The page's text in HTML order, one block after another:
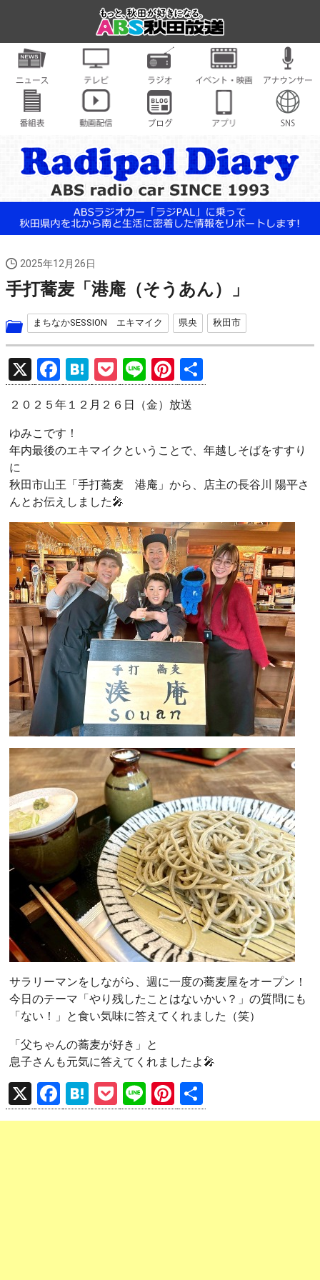
2025年12月26日
手打蕎麦「港庵（そうあん）」
まちなかSESSION エキマイク 県央 秋田市
X
F
a
ce
b
o
o
k
H
at
e
a
P
o
ck
Li
n
e
Pi
nt
er
t
有
２０２５年１２月２６日（金）放送
ゆみこです！
年内最後のエキマイクということで、年越しそばをすすり
に
秋田市山王「手打蕎麦 港庵」から、店主の長谷川 陽平さ
んとお伝えしました🎤
サラリーマンをしながら、週に一度の蕎麦屋をオープン！
今日のテーマ「やり残したことはないかい？」の質問にも
「ない！」と食い気味に答えてくれました（笑）
「父ちゃんの蕎麦が好き」と
息子さんも元気に答えてくれましたよ🎤
X
F
a
H
at
P
o
Li
n
Pi
nt 有